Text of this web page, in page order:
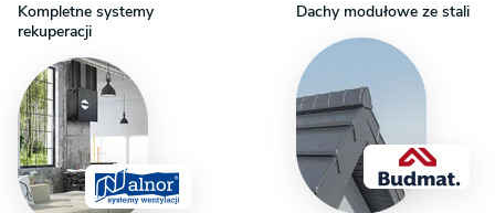
podlega opłacie manipulacyjnej w wysokości 100 zł. O szczegóły
dopytaj w Centrum Obsługi Klienta.
Kompletne systemy
rekuperacji
Dachy modułowe ze stali